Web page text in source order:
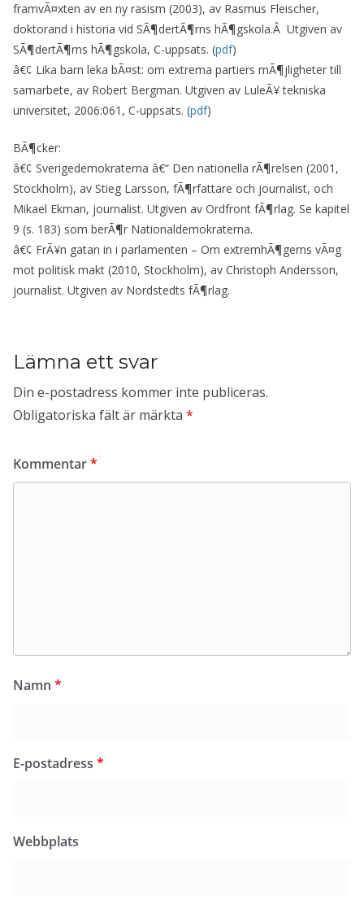
framvÃ¤xten av en ny rasism (2003), av Rasmus Fleischer,
doktorand i historia vid SÃ¶dertÃ¶rns hÃ¶gskola.Â Utgiven av
SÃ¶dertÃ¶rns hÃ¶gskola, C-uppsats. (pdf)
â€¢ Lika barn leka bÃ¤st: om extrema partiers mÃ¶jligheter till
samarbete, av Robert Bergman. Utgiven av LuleÃ¥ tekniska
universitet, 2006:061, C-uppsats. (pdf)
BÃ¶cker:
â€¢ Sverigedemokraterna â€“ Den nationella rÃ¶relsen (2001,
Stockholm), av Stieg Larsson, fÃ¶rfattare och journalist, och
Mikael Ekman, journalist. Utgiven av Ordfront fÃ¶rlag. Se kapitel
9 (s. 183) som berÃ¶r Nationaldemokraterna.
â€¢ FrÃ¥n gatan in i parlamenten – Om extremhÃ¶gerns vÃ¤g
mot politisk makt (2010, Stockholm), av Christoph Andersson,
journalist. Utgiven av Nordstedts fÃ¶rlag.
Lämna ett svar
Din e-postadress kommer inte publiceras.
Obligatoriska fält är märkta *
Kommentar*
Namn *
E-postadress *
Webbplats